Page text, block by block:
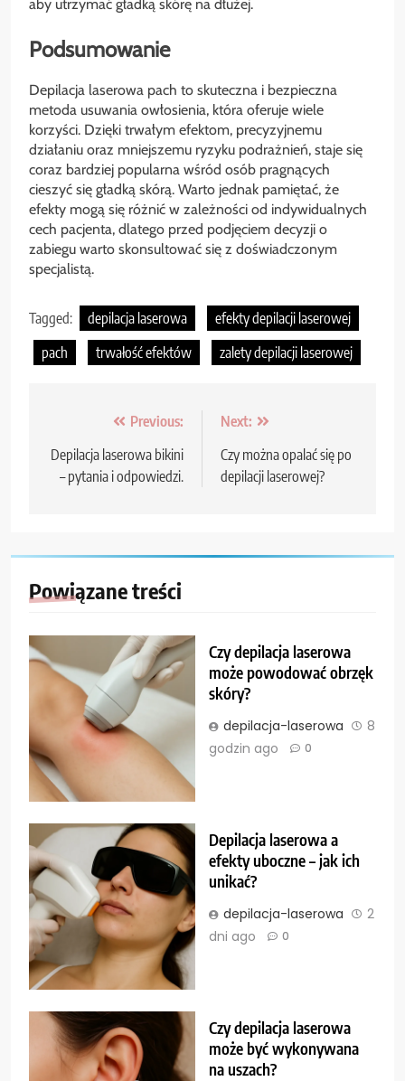
aby utrzymać gładką skórę na dłużej.
Podsumowanie
Depilacja laserowa pach to skuteczna i bezpieczna
metoda usuwania owłosienia, która oferuje wiele
korzyści. Dzięki trwałym efektom, precyzyjnemu
działaniu oraz mniejszemu ryzyku podrażnień, staje się
coraz bardziej popularna wśród osób pragnących
cieszyć się gładką skórą. Warto jednak pamiętać, że
efekty mogą się różnić w zależności od indywidualnych
cech pacjenta, dlatego przed podjęciem decyzji o
zabiegu warto skonsultować się z doświadczonym
specjalistą.
Tagged: depilacja laserowa
efekty depilacji laserowej
pach
trwałość efektów zalety depilacji laserowej
Nawigacja
wpisu
Previous:
Depilacja laserowa bikini
– pytania i odpowiedzi.
Next:
Czy można opalać się po
depilacji laserowej?
Powiązane treści
Czy depilacja laserowa
może powodować obrzęk
skóry?
depilacja-laserowa
8
godzin ago
0
Depilacja laserowa a
efekty uboczne – jak ich
unikać?
depilacja-laserowa
2
dni ago
0
Czy depilacja laserowa
może być wykonywana
na uszach?